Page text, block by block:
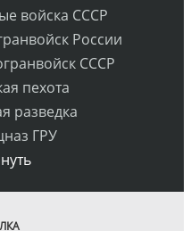
войска СССР
России
СССР
пехота
разведка
ГРУ